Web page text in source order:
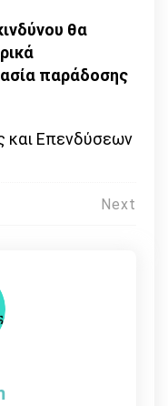
θα
παράδοσης
και Επενδύσεων
Next